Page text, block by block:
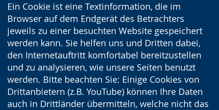
Ein Cookie ist eine Textinformation, die im
Browser auf dem Endgerät des Betrachters
jeweils zu einer besuchten Website gespeichert
werden kann. Sie helfen uns und Dritten dabei,
den Internetauftritt komfortabel bereitzustellen
und zu analysieren, wie unsere Seiten benutzt
werden. Bitte beachten Sie: Einige Cookies von
Drittanbietern (z.B. YouTube) können Ihre Daten
auch in Drittländer übermitteln, welche nicht das